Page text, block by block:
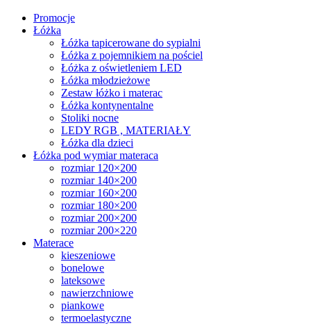
Promocje
Łóżka
Łóżka tapicerowane do sypialni
Łóżka z pojemnikiem na pościel
Łóżka z oświetleniem LED
Łóżka młodzieżowe
Zestaw łóżko i materac
Łóżka kontynentalne
Stoliki nocne
LEDY RGB , MATERIAŁY
Łóżka dla dzieci
Łóżka pod wymiar materaca
rozmiar 120×200
rozmiar 140×200
rozmiar 160×200
rozmiar 180×200
rozmiar 200×200
rozmiar 200×220
Materace
kieszeniowe
bonelowe
lateksowe
nawierzchniowe
piankowe
termoelastyczne